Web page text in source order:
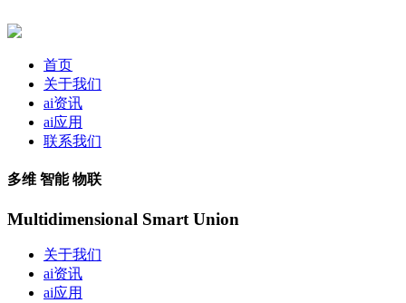
首页
关于我们
ai资讯
ai应用
联系我们
多维 智能 物联
Multidimensional Smart Union
关于我们
ai资讯
ai应用